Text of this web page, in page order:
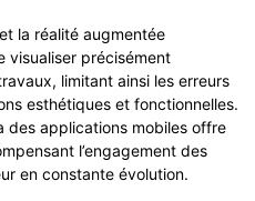
la réalité augmentée
visualiser précisément
limitant ainsi les erreurs
esthétiques et fonctionnelles.
des applications mobiles offre
l’engagement des
en constante évolution.